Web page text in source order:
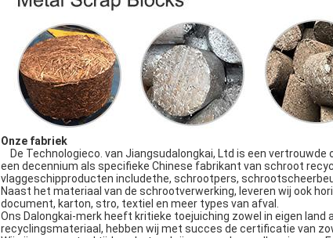
Onze fabriek
De Technologieco. van Jiangsudalongkai, Ltd is een
een decennium als specifieke Chinese fabrikant van schroot
vlaggeschipproducten includethe, schrootpers,
Naast het materiaal van de schrootverwerking, leveren wij ook
document, karton, stro, textiel en meer types van afval.
Ons Dalongkai-merk heeft kritieke toejuiching zowel in eigen
recyclingsmateriaal, hebben wij met succes de certificatie van